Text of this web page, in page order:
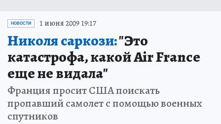
НОВОСТИ 1 июня 2009 19:17
Николя саркози:"Это
катастрофа, какой Air France
еще не видала"
Франция просит США поискать
пропавший самолет с помощью военных
спутников